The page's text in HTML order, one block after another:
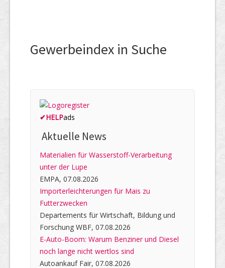
Gewerbeindex in Suche
✔HELPads
Aktuelle News
Materialien für Wasserstoff-Verarbeitung
unter der Lupe
EMPA, 07.08.2026
Importerleichterungen für Mais zu
Futterzwecken
Departements für Wirtschaft, Bildung und
Forschung WBF, 07.08.2026
E-Auto-Boom: Warum Benziner und Diesel
noch lange nicht wertlos sind
Autoankauf Fair, 07.08.2026